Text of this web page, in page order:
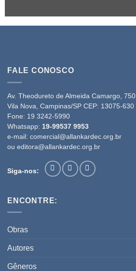
FALE CONOSCO
Av. Theodureto de Almeida Camargo, 750
Vila Nova, Campinas/SP CEP: 13075-630
Fone: 19 3242-5990
Whatsapp: 19-99537 9953
e-mail: comercial@allankardec.org.br
ou editora@allankardec.org.br
Siga-nos:
ENCONTRE:
Obras
Autores
Gêneros